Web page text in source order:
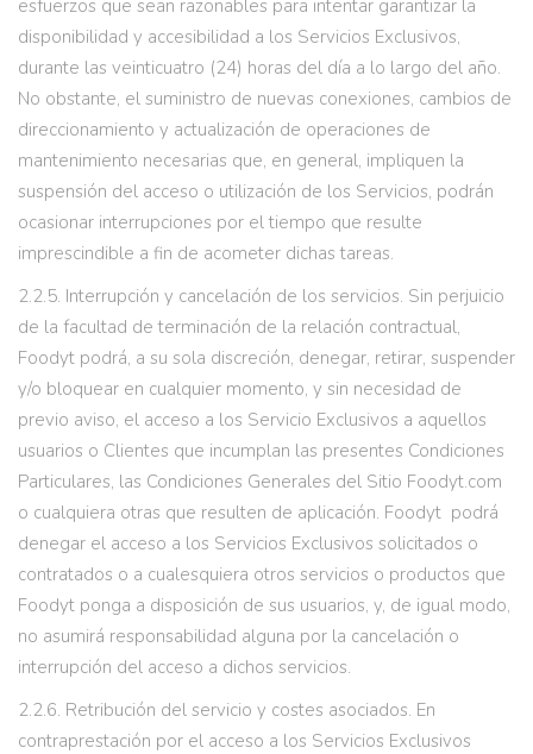
esfuerzos que sean razonables para intentar garantizar la
disponibilidad y accesibilidad a los Servicios Exclusivos,
durante las veinticuatro (24) horas del día a lo largo del año.
No obstante, el suministro de nuevas conexiones, cambios de
direccionamiento y actualización de operaciones de
mantenimiento necesarias que, en general, impliquen la
suspensión del acceso o utilización de los Servicios, podrán
ocasionar interrupciones por el tiempo que resulte
imprescindible a fin de acometer dichas tareas.
2.2.5. Interrupción y cancelación de los servicios. Sin perjuicio
de la facultad de terminación de la relación contractual,
Foodyt podrá, a su sola discreción, denegar, retirar, suspender
y/o bloquear en cualquier momento, y sin necesidad de
previo aviso, el acceso a los Servicio Exclusivos a aquellos
usuarios o Clientes que incumplan las presentes Condiciones
Particulares, las Condiciones Generales del Sitio Foodyt.com
o cualquiera otras que resulten de aplicación. Foodyt podrá
denegar el acceso a los Servicios Exclusivos solicitados o
contratados o a cualesquiera otros servicios o productos que
Foodyt ponga a disposición de sus usuarios, y, de igual modo,
no asumirá responsabilidad alguna por la cancelación o
interrupción del acceso a dichos servicios.
2.2.6. Retribución del servicio y costes asociados. En
contraprestación por el acceso a los Servicios Exclusivos